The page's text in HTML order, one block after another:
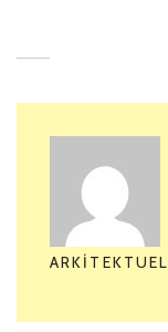
ARKITEKTUEL